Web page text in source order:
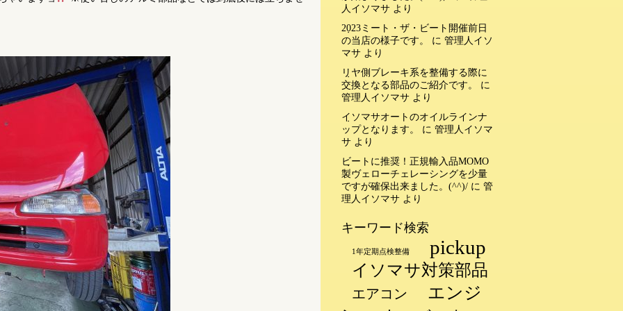
人イソマサ より
2023ミート・ザ・ビート開催前日
の当店の様子です。
に 管理人イソ
マサ より
リヤ側ブレーキ系を整備する際に
交換となる部品のご紹介です。
に
管理人イソマサ より
イソマサオートのオイルラインナ
ップとなります。
に 管理人イソマ
サ より
ビートに推奨！正規輸入品MOMO
製ヴェローチェレーシングを少量
ですが確保出来ました。(^^)/ に 管
理人イソマサ より
キーワード検索
1年定期点検整備 pickup
イソマサ対策部品
エアコン
エンジ